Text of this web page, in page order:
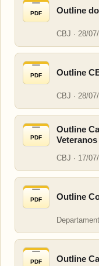
PDF Outline
CBJ · 28/
PDF Outline
CBJ · 28/
PDF
Outline
Veteranos
CBJ · 17/
PDF Outline
PDF Outline